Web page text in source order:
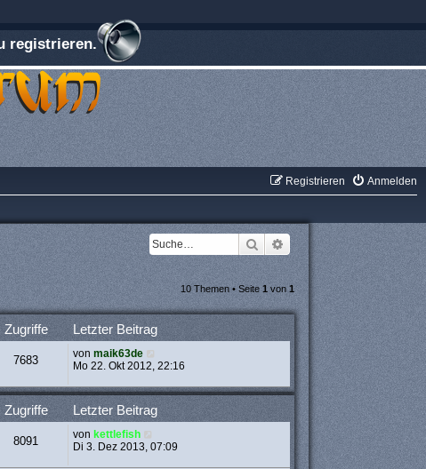
registrieren.
Anmelden
Registrieren
Suche
Erweiterte Suche
10 Themen • Seite1 von1
Zugriffe Letzter Beitrag
7683 vonmaik63de
Mo 22. Okt 2012, 22:16
Zugriffe Letzter Beitrag
8091 von kettlefish
Di 3. Dez 2013, 07:09